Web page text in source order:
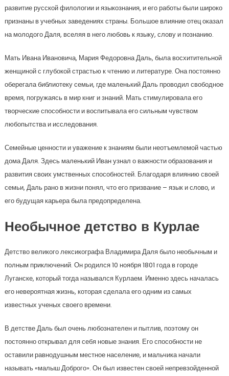
развитие русской филологии и языкознания, и его работы были широко
признаны в учебных заведениях страны. Большое влияние отец оказал
на молодого Даля, вселяя в него любовь к языку, слову и познанию.
Мать Ивана Ивановича, Мария Федоровна Даль, была восхитительной
женщиной с глубокой страстью к чтению и литературе. Она постоянно
оберегала библиотеку семьи, где маленький Даль проводил свободное
время, погружаясь в мир книг и знаний. Мать стимулировала его
творческие способности и воспитывала его сильным чувством
любопытства и исследования.
Семейные ценности и уважение к знаниям были неотъемлемой частью
дома Даля. Здесь маленький Иван узнал о важности образования и
развития своих умственных способностей. Благодаря влиянию своей
семьи, Даль рано в жизни понял, что его призвание – язык и слово, и
его будущая карьера была предопределена.
Необычное детство в Курлае
Детство великого лексикографа Владимира Даля было необычным и
полным приключений. Он родился 10 ноября 1801 года в городе
Луганске, который тогда назывался Курлаем. Именно здесь началась
его невероятная жизнь, которая сделала его одним из самых
известных ученых своего времени.
В детстве Даль был очень любознателен и пытлив, поэтому он
постоянно открывал для себя новые знания. Его способности не
оставили равнодушным местное население, и мальчика начали
называть «малыш Доброго». Он был известен своей непревзойденной